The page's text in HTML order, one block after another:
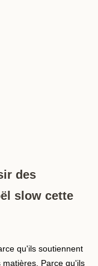
des
slow cette
qu'ils soutiennent
Parce qu'ils